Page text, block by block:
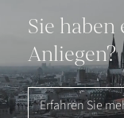
Sie haben
Anliegen?
Erfahren Sie